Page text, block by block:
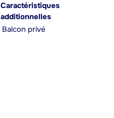
Caractéristiques
additionnelles
Balcon privé